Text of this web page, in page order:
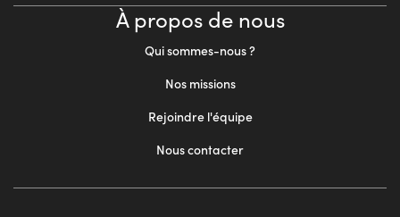
À propos de nous
Qui sommes-nous ?
Nos missions
Rejoindre l'équipe
Nous contacter